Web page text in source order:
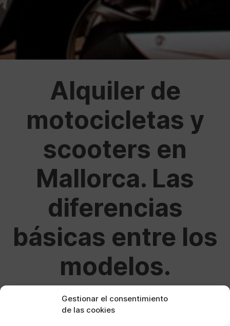
Gestionar el consentimiento
de las cookies
Alquiler de
motocicletas y
scooters en
Mallorca. Las
diferencias
básicas entre los
modelos.
29 de noviembre de 2023 por